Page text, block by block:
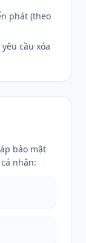
phát (theo
cầu xóa
bảo mật
nhân: